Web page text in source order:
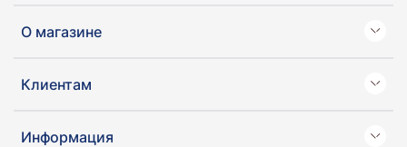
О магазине
Клиентам
Информация